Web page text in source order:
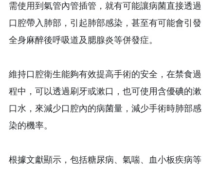
需使用到氣管內管插管，就有可能讓病菌直接透過
口腔帶入肺部，引起肺部感染，甚至有可能會引發
全身麻醉後呼吸道及腮腺炎等併發症。
維持口腔衛生能夠有效提高手術的安全，在禁食過
程中，可以透過刷牙或漱口，也可使用含優碘的漱
口水，來減少口腔內的病菌量，減少手術時肺部感
染的機率。
根據文獻顯示，包括糖尿病、氣喘、血小板疾病等